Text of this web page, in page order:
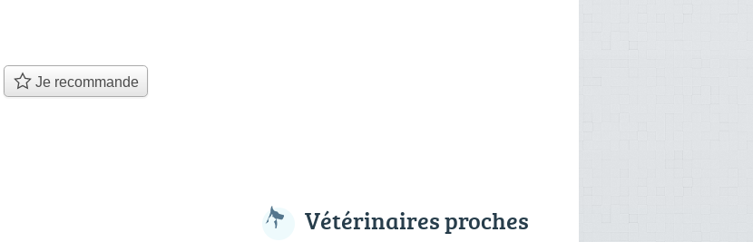
Je recommande
Vétérinaires proches